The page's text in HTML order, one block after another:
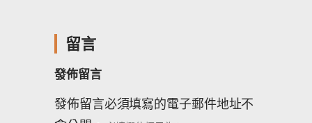
留言
發佈留言
發佈留言必須填寫的電子郵件地址不